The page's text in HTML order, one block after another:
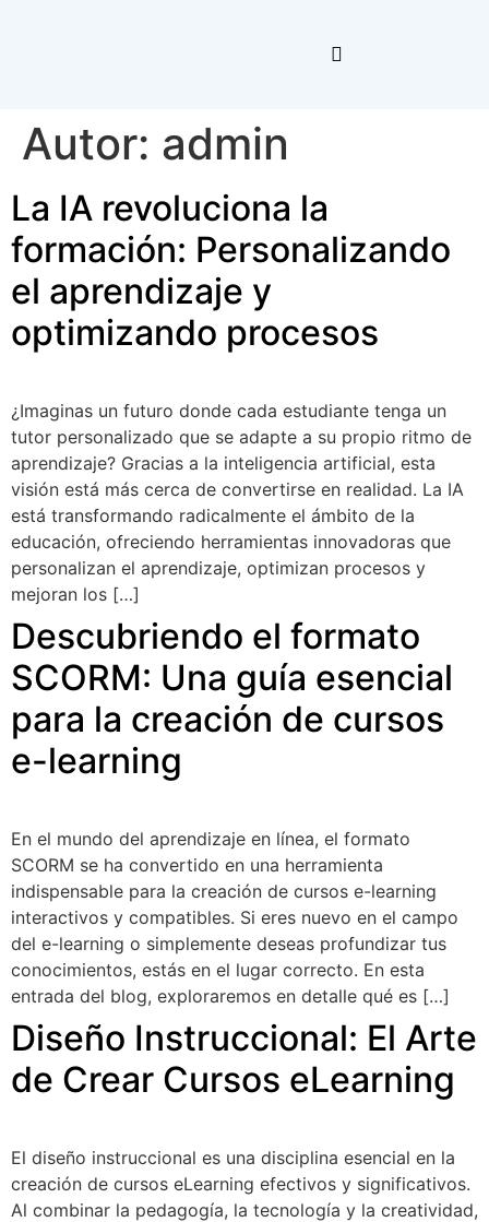
Autor: admin
La IA revoluciona la
formación: Personalizando
el aprendizaje y
optimizando procesos
¿Imaginas un futuro donde cada estudiante tenga un
tutor personalizado que se adapte a su propio ritmo de
aprendizaje? Gracias a la inteligencia artificial, esta
visión está más cerca de convertirse en realidad. La IA
está transformando radicalmente el ámbito de la
educación, ofreciendo herramientas innovadoras que
personalizan el aprendizaje, optimizan procesos y
mejoran los […]
Descubriendo el formato
SCORM: Una guía esencial
para la creación de cursos
e-learning
En el mundo del aprendizaje en línea, el formato
SCORM se ha convertido en una herramienta
indispensable para la creación de cursos e-learning
interactivos y compatibles. Si eres nuevo en el campo
del e-learning o simplemente deseas profundizar tus
conocimientos, estás en el lugar correcto. En esta
entrada del blog, exploraremos en detalle qué es […]
Diseño Instruccional: El Arte
de Crear Cursos eLearning
El diseño instruccional es una disciplina esencial en la
creación de cursos eLearning efectivos y significativos.
Al combinar la pedagogía, la tecnología y la creatividad,